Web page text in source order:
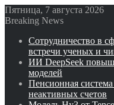
Пятница, 7 августа 2026
Breaking News
Сотрудничество в
встречи ученых и
ИИ DeepSeek
моделей
Пенсионная
неактивных счетов